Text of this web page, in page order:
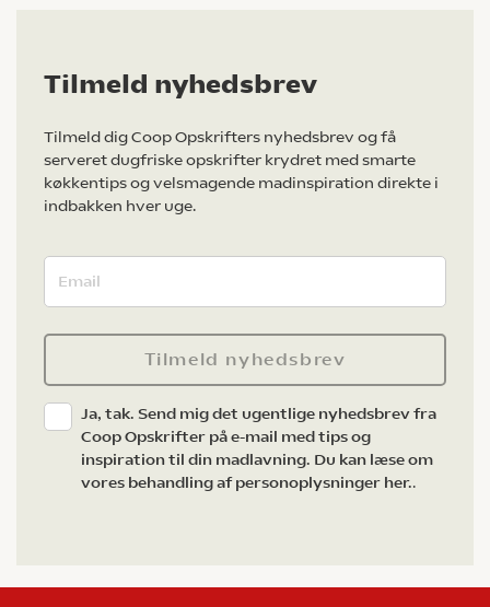
Tilmeld nyhedsbrev
Tilmeld dig Coop Opskrifters nyhedsbrev og få
serveret dugfriske opskrifter krydret med smarte
køkkentips og velsmagende madinspiration direkte i
indbakken hver uge.
Tilmeld nyhedsbrev
Ja, tak. Send mig det ugentlige nyhedsbrev fra
Coop Opskrifter på e-mail med tips og
inspiration til din madlavning. Du kan læse om
vores behandling af personoplysninger her..